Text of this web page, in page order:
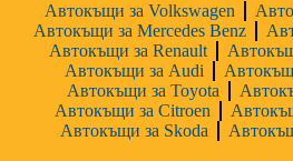
Автокъщи за Volkswagen
Автокъщи за Mercedes Benz
Автокъщи за Renault
Автокъщи за Audi
Автокъщи за Toyota
Автокъщи за Citroen
Автокъщи за Skoda